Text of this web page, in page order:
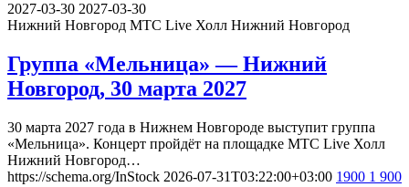
2027-03-30 2027-03-30
Нижний Новгород МТС Live Холл Нижний Новгород
Группа «Мельница» — Нижний
Новгород, 30 марта 2027
30 марта 2027 года в Нижнем Новгороде выступит группа
«Мельница». Концерт пройдёт на площадке МТС Live Холл
Нижний Новгород…
https://schema.org/InStock 2026-07-31T03:22:00+03:00 1900 1 900